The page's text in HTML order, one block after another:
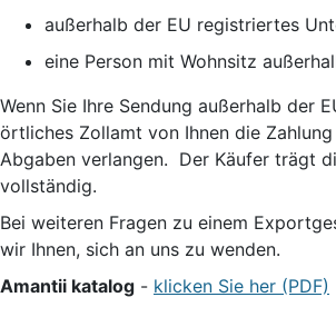
außerhalb der EU registriertes
eine Person mit Wohnsitz
Wenn Sie Ihre Sendung außerhalb der
örtliches Zollamt von Ihnen die
Abgaben verlangen. Der Käufer trägt
vollständig.
Bei weiteren Fragen zu einem
wir Ihnen, sich an uns zu wenden.
Amantii katalog - klicken Sie her (PDF)